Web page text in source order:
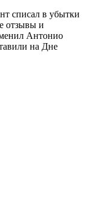
списал в убытки
отзывы и
Антонио
на Дне